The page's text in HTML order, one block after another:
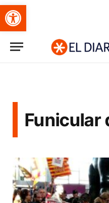
Obre la barra d'eines
Funicular